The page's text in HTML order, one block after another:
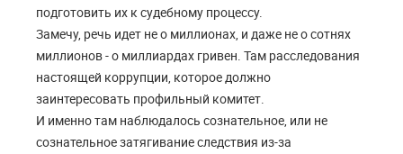
подготовить их к судебному процессу.
Замечу, речь идет не о миллионах, и даже не о сотнях
миллионов - о миллиардах гривен. Там расследования
настоящей коррупции, которое должно
заинтересовать профильный комитет.
И именно там наблюдалось сознательное, или не
сознательное затягивание следствия из-за